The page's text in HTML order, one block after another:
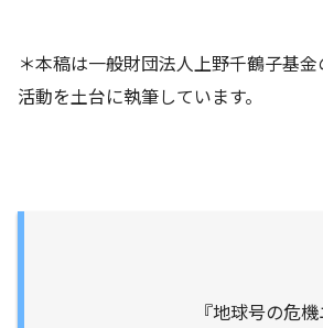
＊本稿は一般財団法人上野千鶴子基
活動を土台に執筆しています。
『地球号の危